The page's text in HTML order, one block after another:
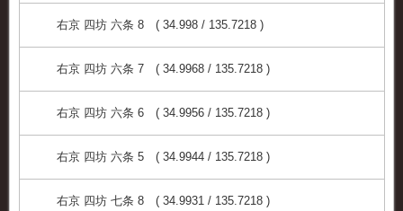
右京 四坊 六条 8 ( 34.998 / 135.7218 )
右京 四坊 六条 7 ( 34.9968 / 135.7218 )
右京 四坊 六条 6 ( 34.9956 / 135.7218 )
右京 四坊 六条 5 ( 34.9944 / 135.7218 )
右京 四坊 七条 8 ( 34.9931 / 135.7218 )